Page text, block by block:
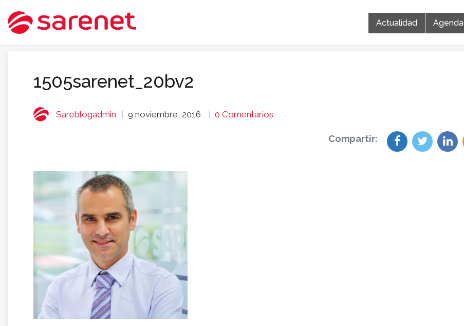
Actualidad Agenda
1505sarenet_20bv2
Sareblogadmin 9 noviembre, 2016 0 Comentarios
Compartir: